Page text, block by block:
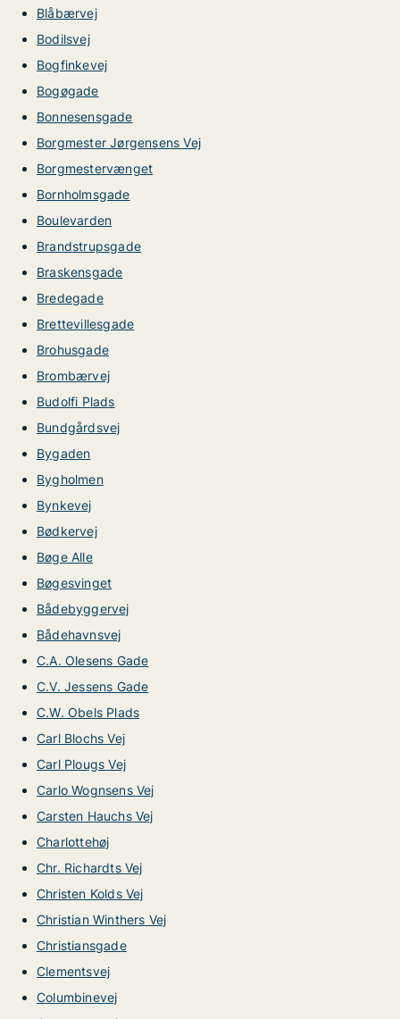
Blåbærvej
Bodilsvej
Bogfinkevej
Bogøgade
Bonnesensgade
Borgmester Jørgensens Vej
Borgmestervænget
Bornholmsgade
Boulevarden
Brandstrupsgade
Braskensgade
Bredegade
Brettevillesgade
Brohusgade
Brombærvej
Budolfi Plads
Bundgårdsvej
Bygaden
Bygholmen
Bynkevej
Bødkervej
Bøge Alle
Bøgesvinget
Bådebyggervej
Bådehavnsvej
C.A. Olesens Gade
C.V. Jessens Gade
C.W. Obels Plads
Carl Blochs Vej
Carl Plougs Vej
Carlo Wognsens Vej
Carsten Hauchs Vej
Charlottehøj
Chr. Richardts Vej
Christen Kolds Vej
Christian Winthers Vej
Christiansgade
Clementsvej
Columbinevej